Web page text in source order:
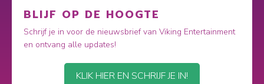
BLIJF OP DE HOOGTE
Schrijf je in voor de nieuwsbrief van Viking Entertainment
en ontvang alle updates!
KLIK HIER EN SCHRIJF JE IN!